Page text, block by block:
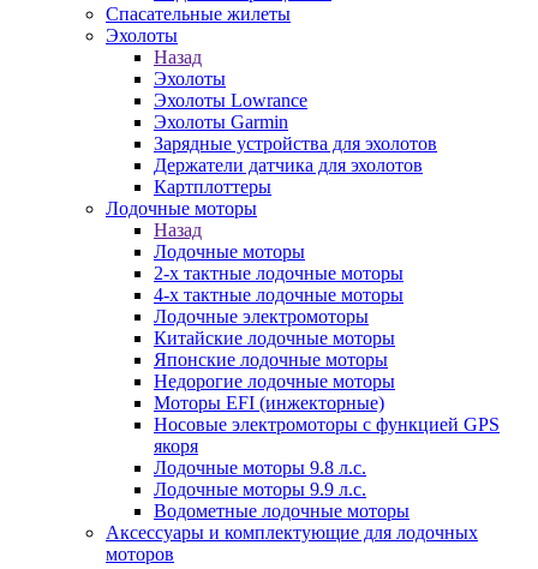
Спасательные жилеты
Эхолоты
Назад
Эхолоты
Эхолоты Lowrance
Эхолоты Garmin
Зарядные устройства для эхолотов
Держатели датчика для эхолотов
Картплоттеры
Лодочные моторы
Назад
Лодочные моторы
2-х тактные лодочные моторы
4-х тактные лодочные моторы
Лодочные электромоторы
Китайские лодочные моторы
Японские лодочные моторы
Недорогие лодочные моторы
Моторы EFI (инжекторные)
Носовые электромоторы с функцией GPS
якоря
Лодочные моторы 9.8 л.с.
Лодочные моторы 9.9 л.с.
Водометные лодочные моторы
Аксессуары и комплектующие для лодочных
моторов